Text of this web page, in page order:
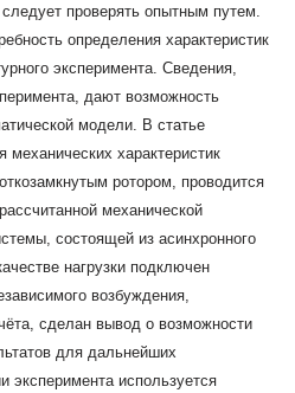
проверять опытным путем.
определения характеристик
эксперимента. Сведения,
дают возможность
модели. В статье
механических характеристик
ротором, проводится
механической
состоящей из асинхронного
нагрузки подключен
возбуждения,
сделан вывод о возможности
для дальнейших
эксперимента используется